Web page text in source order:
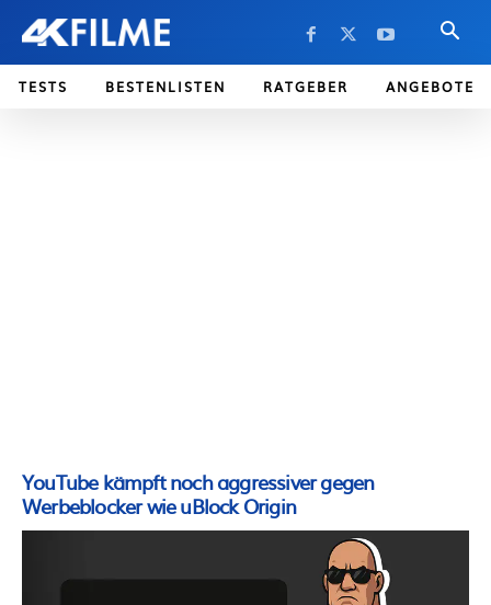
TESTS BESTENLISTEN RATGEBER ANGEBOTE
YouTube kämpft noch aggressiver gegen
Werbeblocker wie uBlock Origin